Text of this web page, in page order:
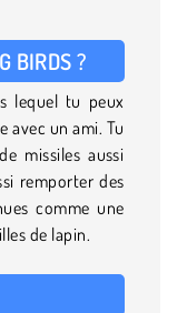
BIRDS ?
lequel tu peux
avec un ami. Tu
missiles aussi
remporter des
comme une
de lapin.